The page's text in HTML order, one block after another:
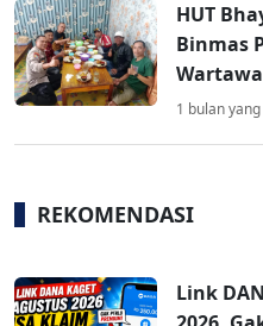
HUT
Binmas
1 bulan
REKOMENDASI
Link